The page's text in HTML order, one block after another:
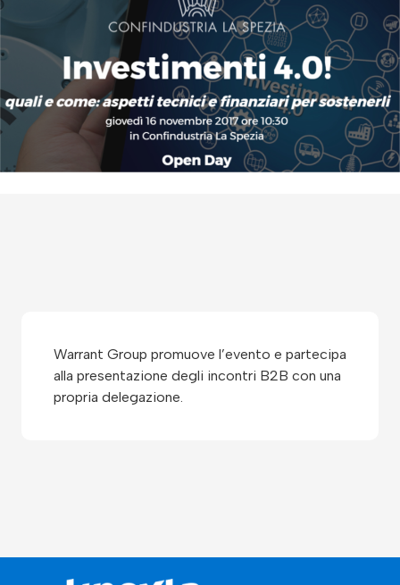
Warrant Group promuove l’evento e partecipa
alla presentazione degli incontri B2B con una
propria delegazione.